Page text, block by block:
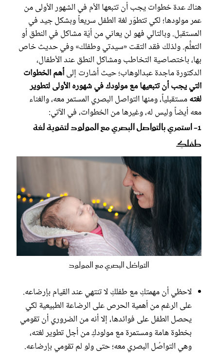
هناك عدة خطوات يجب أن تتبعها الأم في الشهور الأولى من
عمر مولودها؛ لكي تتطوّر لغة الطفل سريعاً وبشكل جيد في
المستقبل. وبالتالي فهو لن يعاني من أيّة مشاكل في النطق أو
التعلُّم. ولذلك فقد التقت «سيدتي وطفلك» وفي حديث خاص
بها، باختصاصية التخاطب ومشاكل النطق عند الأطفال،
الدكتورة ماجدة عبدالوهاب؛ حيث أشارت إلىأهم الخطوات
التي يجب أن تتبعيها مع مولودك في شهوره الأولى لتطوير
لغتهمستقبلياً، ومنها التواصل البصري المستمر معه، والغناء
معه أيضاً وليس له، وغيرها من الخطوات، في الآتي:
1- استمري بالتواصل البصري مع المولود لتقوية لغة
طفلكِ
التواصُل البصري مع المولود
لاحظي أن مهمتكِ مع طفلكِ لا تنتهي عند القيام بإرضاعه.
على الرغم من أهمية الحرص على الرضاعة الطبيعية لكي
يحصل الطفل على فوائدها، إلا أنه من الضروري أن تقومي
بخطوة هامة ومستمرة مع مولودكِ من أجل تطوير لغته،
وهي التواصُل البصري معه؛ حتى ولو لم تقومي بإرضاعه.